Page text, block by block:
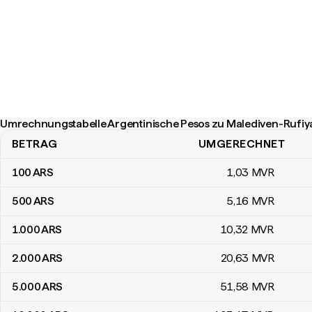
Umrechnungstabelle Argentinische Pesos zu Malediven-
Umrechnungstabelle Argentinische Pesos zu Malediven-Rufiyaa
BETRAG UMGERECHNET
100ARS 1,03 MVR
500ARS 5,16 MVR
1.000ARS 10,32 MVR
2.000ARS 20,63 MVR
5.000ARS 51,58 MVR